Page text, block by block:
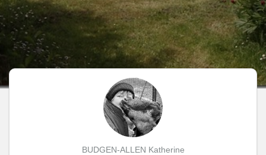
BUDGEN-ALLEN Katherine